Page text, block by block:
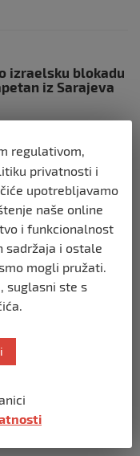
izraelsku blokadu
iz Sarajeva
odjeknulo
žrtava,
uzvratiti
da je situacija vrlo
napada na
regulativom,
privatnosti i
upotrebljavamo
naše online
i funkcionalnost
sadržaja i ostale
mogli pružati.
suglasni ste s